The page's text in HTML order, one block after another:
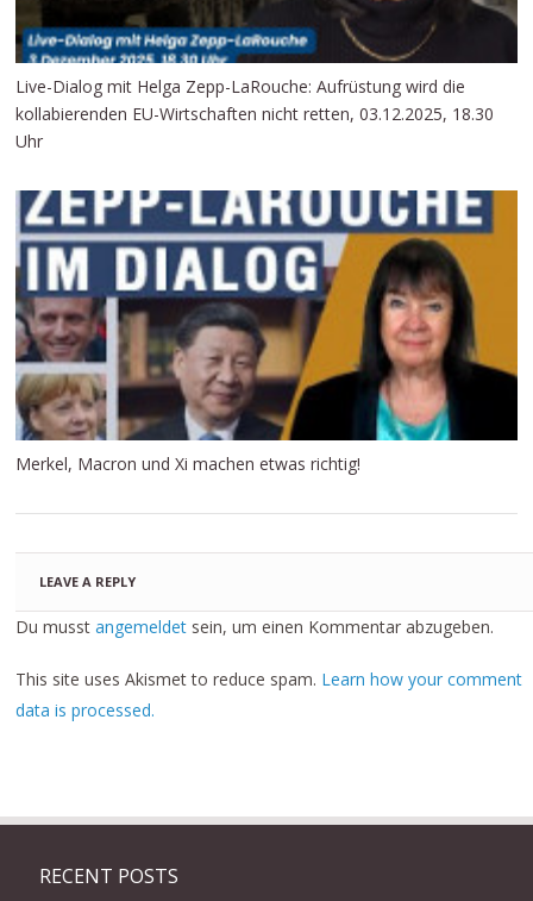
Live-Dialog mit Helga Zepp-LaRouche: Aufrüstung wird die
kollabierenden EU-Wirtschaften nicht retten, 03.12.2025, 18.30
Uhr
Merkel, Macron und Xi machen etwas richtig!
LEAVE A REPLY
Du musstangemeldet sein, um einen Kommentar abzugeben.
This site uses Akismet to reduce spam. Learn how your comment
data is processed.
RECENT POSTS